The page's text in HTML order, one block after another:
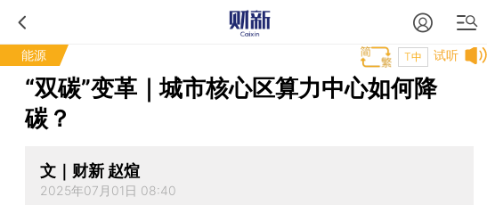
能源 试听
T中
“双碳”变革｜城市核心区算力中心如何降
碳？
文｜财新 赵煊
2025年07月01日 08:40